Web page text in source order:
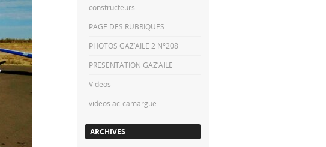
constructeurs
PAGE DES RUBRIQUES
PHOTOS GAZ’AILE 2 N°208
PRESENTATION GAZ’AILE
Videos
videos ac-camargue
ARCHIVES